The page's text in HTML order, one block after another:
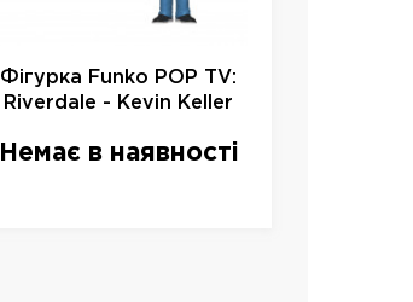
Фігурка Funko POP TV:
Riverdale - Kevin Keller
Немає в наявності